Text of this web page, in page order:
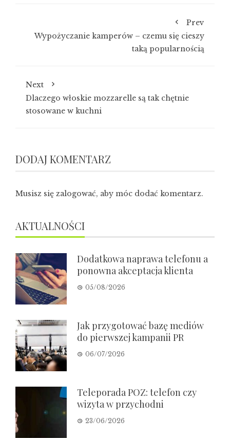
Prev
Wypożyczanie kamperów – czemu się cieszy
taką popularnością
Next
Dlaczego włoskie mozzarelle są tak chętnie
stosowane w kuchni
DODAJ KOMENTARZ
Musisz się zalogować, aby móc dodać komentarz.
AKTUALNOŚCI
Dodatkowa naprawa telefonu a
ponowna akceptacja klienta
05/08/2026
Jak przygotować bazę mediów
do pierwszej kampanii PR
06/07/2026
Teleporada POZ: telefon czy
wizyta w przychodni
23/06/2026